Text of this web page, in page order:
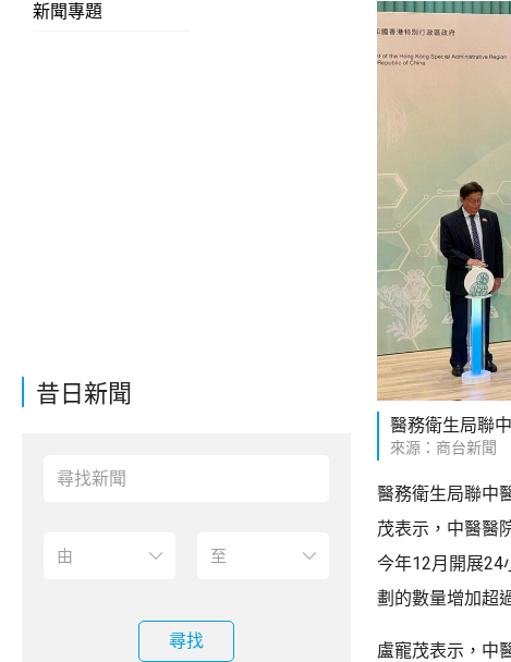
新聞專題
昔日新聞
尋找
醫務衛生局聯
來源：商台新聞
醫務衛生局聯中
茂表示，中醫醫
今年12月開展24
劃的數量增加超
盧寵茂表示，中